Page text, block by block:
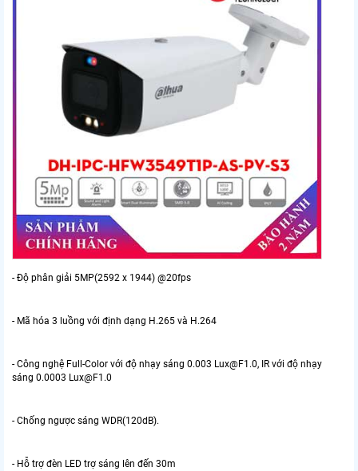
- Độ phân giải 5MP(2592 x 1944) @20fps
- Mã hóa 3 luồng với định dạng H.265 và H.264
- Công nghệ Full-Color với độ nhạy sáng 0.003 Lux@F1.0, IR với độ nhạy
sáng 0.0003 Lux@F1.0
- Chống ngược sáng WDR(120dB).
- Hỗ trợ đèn LED trợ sáng lên đến 30m